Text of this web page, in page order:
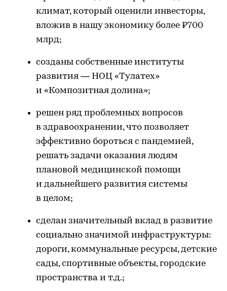
климат, который оценили инвесторы,
вложив в нашу экономику более ₽700
млрд;
созданы собственные институты
развития — НОЦ «Тулатех»
и «Композитная долина»;
решен ряд проблемных вопросов
в здравоохранении, что позволяет
эффективно бороться с пандемией,
решать задачи оказания людям
плановой медицинской помощи
и дальнейшего развития системы
в целом;
сделан значительный вклад в развитие
социально значимой инфраструктуры:
дороги, коммунальные ресурсы, детские
сады, спортивные объекты, городские
пространства и т.д.;